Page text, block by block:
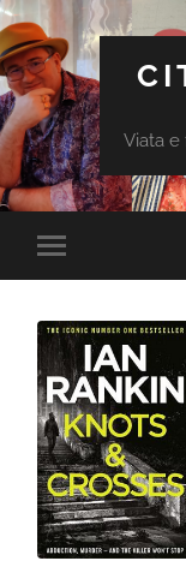
Viata e
Toggle
mobile